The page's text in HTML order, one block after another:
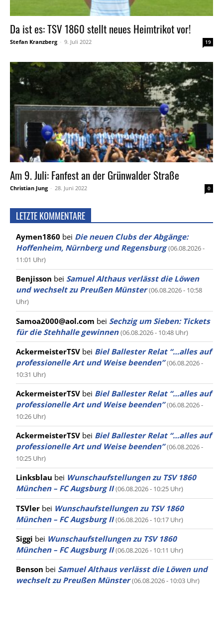
Da ist es: TSV 1860 stellt neues Heimtrikot vor!
Stefan Kranzberg - 9. Juli 2022 19
Am 9. Juli: Fanfest an der Grünwalder Straße
Christian Jung - 28. Juni 2022 0
LETZTE KOMMENTARE
Aymen1860 bei Die neuen Clubs der Abgänge:
Hoffenheim, Nürnberg und Regensburg (06.08.2026 -
11:01 Uhr)
Benjisson bei Samuel Althaus verlässt die Löwen
und wechselt zu Preußen Münster (06.08.2026 - 10:58
Uhr)
Samoa2000@aol.com bei Sechzig um Sieben: Tickets
für die Stehhalle gewinnen (06.08.2026 - 10:48 Uhr)
AckermeisterTSV bei Biel Ballester Relat “…alles auf
professionelle Art und Weise beenden” (06.08.2026 -
10:31 Uhr)
AckermeisterTSV bei Biel Ballester Relat “…alles auf
professionelle Art und Weise beenden” (06.08.2026 -
10:26 Uhr)
AckermeisterTSV bei Biel Ballester Relat “…alles auf
professionelle Art und Weise beenden” (06.08.2026 -
10:25 Uhr)
Linksblau bei Wunschaufstellungen zu TSV 1860
München – FC Augsburg II (06.08.2026 - 10:25 Uhr)
TSVler bei Wunschaufstellungen zu TSV 1860
München – FC Augsburg II (06.08.2026 - 10:17 Uhr)
Siggi bei Wunschaufstellungen zu TSV 1860
München – FC Augsburg II (06.08.2026 - 10:11 Uhr)
Benson bei Samuel Althaus verlässt die Löwen und
wechselt zu Preußen Münster (06.08.2026 - 10:03 Uhr)